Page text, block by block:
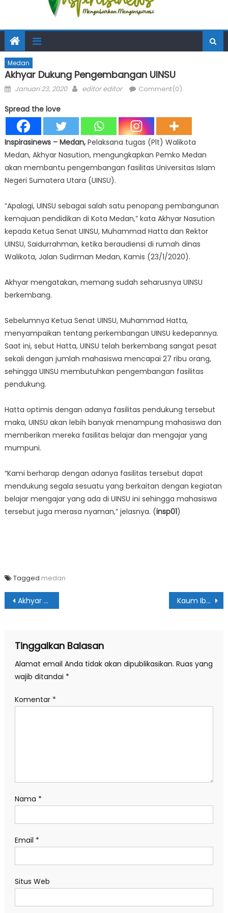
Medan
Akhyar Dukung Pengembangan UINSU
Posted
Januari 23, 2020 Author
editor editor Comment(0)
Spread the love
Inspirasinews – Medan, Pelaksana tugas (Plt) Walikota
Medan, Akhyar Nasution, mengungkapkan Pemko Medan
akan membantu pengembangan fasilitas Universitas Islam
Negeri Sumatera Utara (UINSU).
“Apalagi, UINSU sebagai salah satu penopang pembangunan
kemajuan pendidikan di Kota Medan,” kata Akhyar Nasution
kepada Ketua Senat UINSU, Muhammad Hatta dan Rektor
UINSU, Saidurrahman, ketika beraudiensi di rumah dinas
Walikota, Jalan Sudirman Medan, Kamis (23/1/2020).
Akhyar mengatakan, memang sudah seharusnya UINSU
berkembang.
Sebelumnya Ketua Senat UINSU, Muhammad Hatta,
menyampaikan tentang perkembangan UINSU kedepannya.
Saat ini, sebut Hatta, UINSU telah berkembang sangat pesat
sekali dengan jumlah mahasiswa mencapai 27 ribu orang,
sehingga UINSU membutuhkan pengembangan fasilitas
pendukung.
Hatta optimis dengan adanya fasilitas pendukung tersebut
maka, UINSU akan lebih banyak menampung mahasiswa dan
memberikan mereka fasilitas belajar dan mengajar yang
mumpuni.
“Kami berharap dengan adanya fasilitas tersebut dapat
mendukung segala sesuatu yang berkaitan dengan kegiatan
belajar mengajar yang ada di UINSU ini sehingga mahasiswa
tersebut juga merasa nyaman,” jelasnya. (insp01)
Tagged medan
Navigasi
Akhyar Ajak Universitas Harapan Bantu Pelaku UKM Kaum Ibu Diajak Dukung & Sukseskan Program Pemkot Medan
Tinggalkan Balasan
Alamat email Anda tidak akan dipublikasikan. Ruas yang
wajib ditandai *
Komentar *
Nama *
Email *
Situs Web